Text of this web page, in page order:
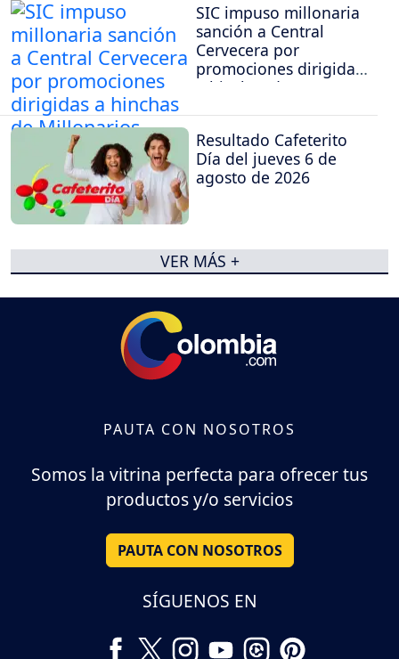
SIC impuso millonaria
sanción a Central
Cervecera por
promociones dirigidas
a hinchas de
Resultado Cafeterito
Día del jueves 6 de
agosto de 2026
VER MÁS +
PAUTA CON NOSOTROS
Somos la vitrina perfecta para ofrecer tus
productos y/o servicios
PAUTA CON NOSOTROS
SÍGUENOS EN